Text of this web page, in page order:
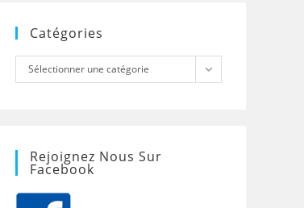
Catégories
Catégories
Sélectionner une catégorie
Rejoignez Nous Sur
Facebook